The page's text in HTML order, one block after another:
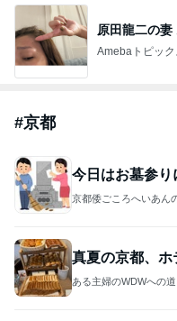
原田龍二の妻
Amebaトピック
#京都
今日はお墓参り
京都倭ごころへいあん
真夏の京都、
ある主婦のWDWへの